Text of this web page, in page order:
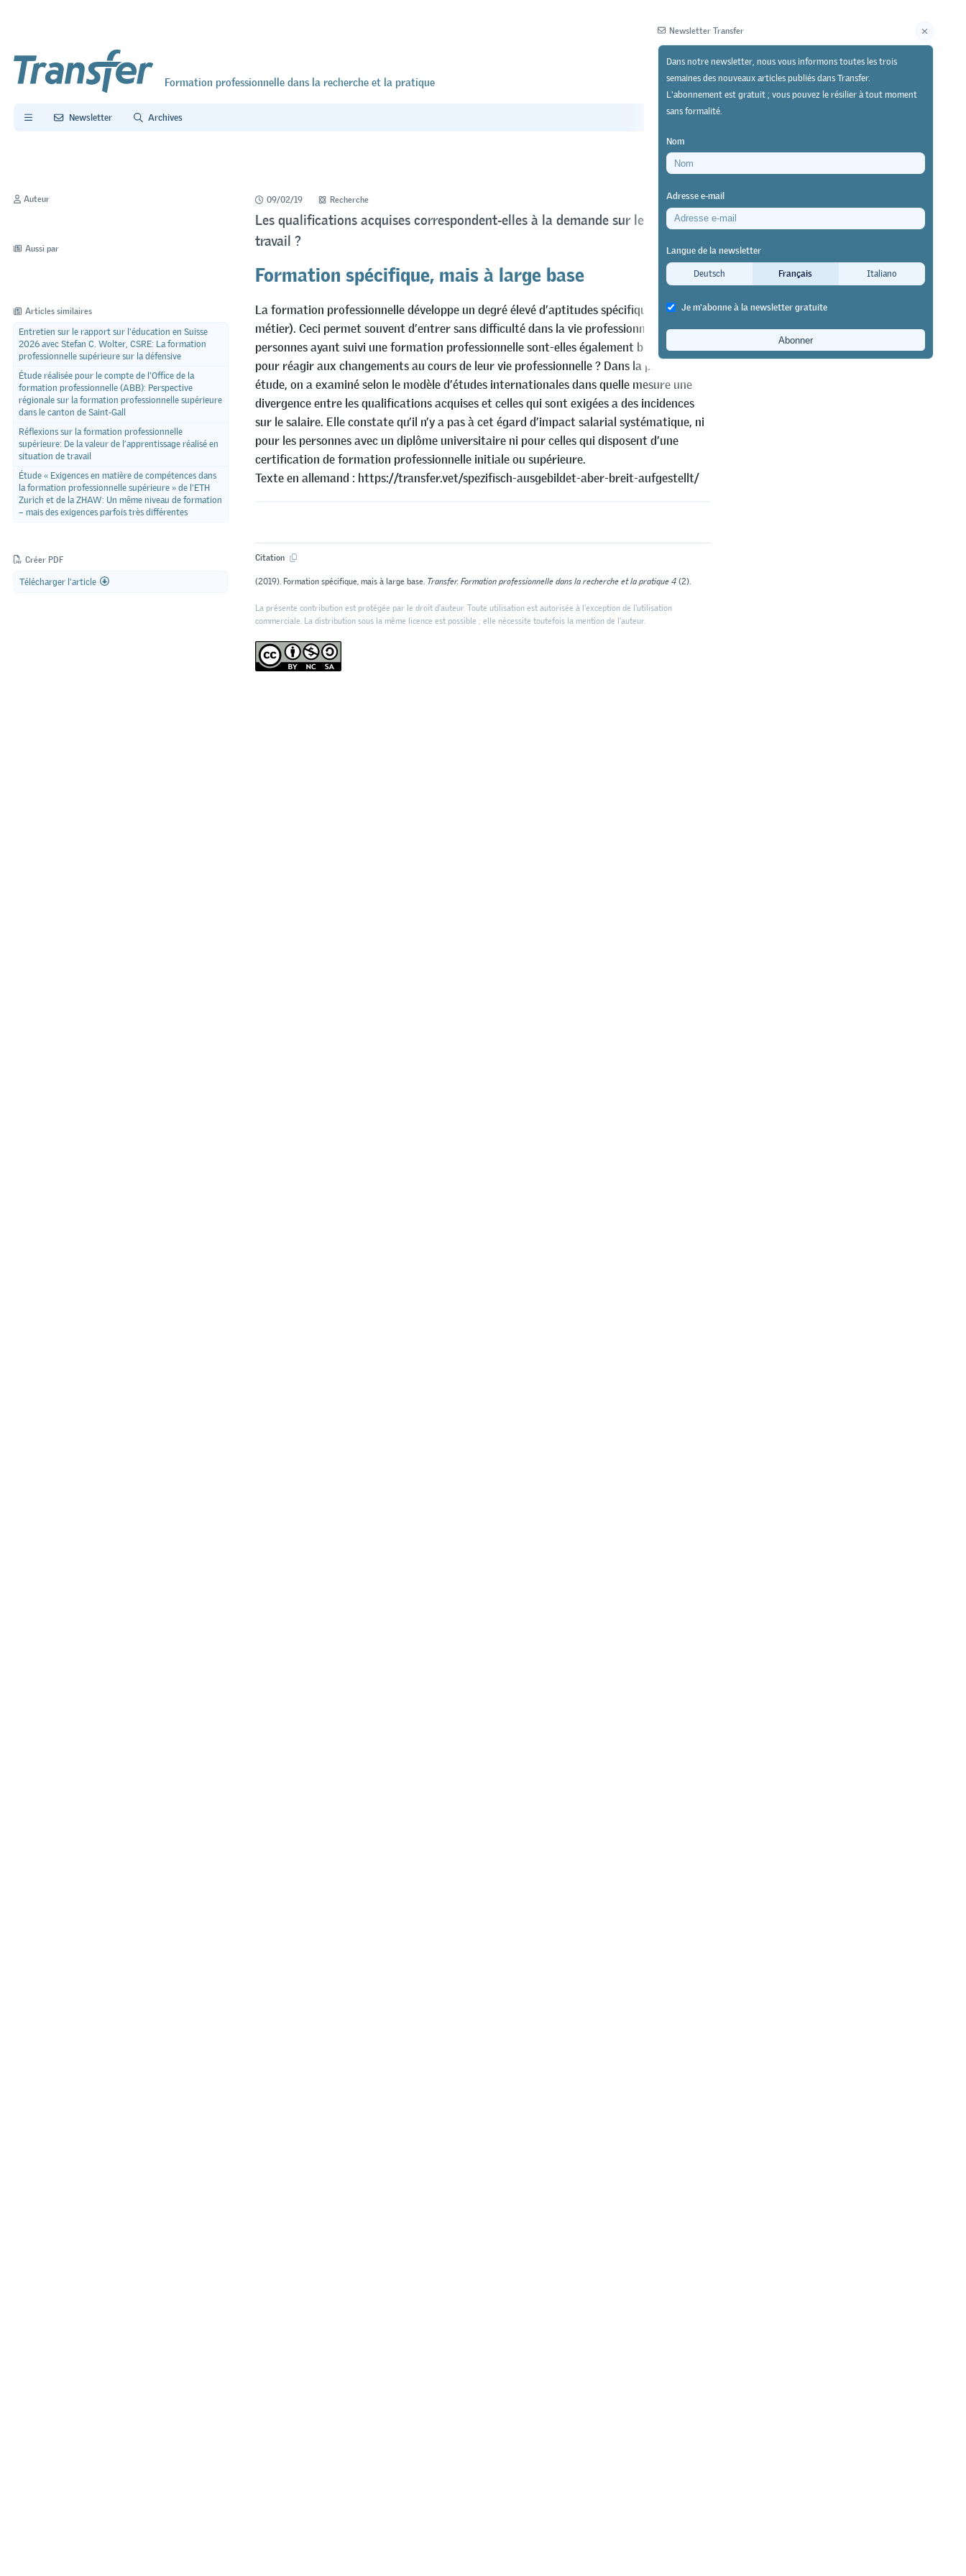
Formation professionnelle dans la recherche et la pratique Éditeur
Newsletter Archives
Auteur
Aussi par
Articles similaires
Entretien sur le rapport sur l'éducation en Suisse
2026 avec Stefan C. Wolter, CSRE: La formation
professionnelle supérieure sur la défensive
Étude réalisée pour le compte de l'Office de la
formation professionnelle (ABB): Perspective
régionale sur la formation professionnelle supérieure
dans le canton de Saint-Gall
Réflexions sur la formation professionnelle
supérieure: De la valeur de l’apprentissage réalisé en
situation de travail
Étude « Exigences en matière de compétences dans
la formation professionnelle supérieure » de l'ETH
Zurich et de la ZHAW: Un même niveau de formation
– mais des exigences parfois très différentes
Créer PDF
Télécharger l'article
09/02/19 Recherche
Les qualifications acquises correspondent-elles à la demande sur le marché du
travail ?
Formation spécifique, mais à large base
La formation professionnelle développe un degré élevé d’aptitudes spécifiques (à un
métier). Ceci permet souvent d’entrer sans difficulté dans la vie professionnelle. Mais les
personnes ayant suivi une formation professionnelle sont-elles également bien équipées
pour réagir aux changements au cours de leur vie professionnelle ? Dans la présente
étude, on a examiné selon le modèle d’études internationales dans quelle mesure une
divergence entre les qualifications acquises et celles qui sont exigées a des incidences
sur le salaire. Elle constate qu’il n’y a pas à cet égard d’impact salarial systématique, ni
pour les personnes avec un diplôme universitaire ni pour celles qui disposent d’une
certification de formation professionnelle initiale ou supérieure.
Texte en allemand : https://transfer.vet/spezifisch-ausgebildet-aber-breit-aufgestellt/
Citation
(2019). Formation spécifique, mais à large base. Transfer. Formation professionnelle dans la recherche et la pratique 4(2).
La présente contribution est protégée par le droit d'auteur. Toute utilisation est autorisée à l'exception de l'utilisation
commerciale. La distribution sous la même licence est possible ; elle nécessite toutefois la mention de l’auteur.
Newsletter Transfer
Dans notre newsletter, nous vous informons toutes les trois
semaines des nouveaux articles publiés dans Transfer.
L'abonnement est gratuit ; vous pouvez le résilier à tout moment
sans formalité.
Nom
Adresse e-mail
Langue de la newsletter
Deutsch
Français Italiano
Je m'abonne à la newsletter gratuite